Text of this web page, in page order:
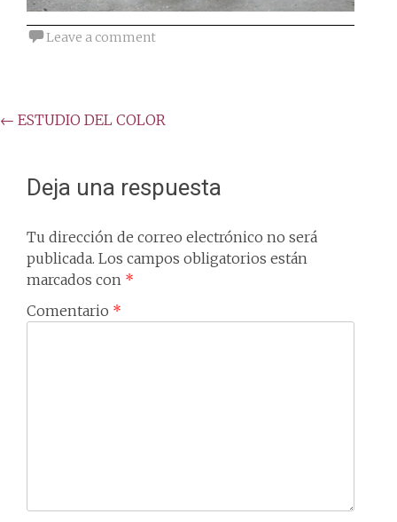
Leave a comment
Post
← ESTUDIO DEL COLOR
Deja una respuesta
Tu dirección de correo electrónico no será
publicada. Los campos obligatorios están
marcados con *
Comentario *